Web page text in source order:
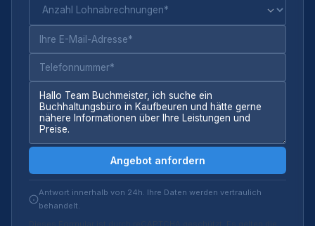
Angebot anfordern
Antwort innerhalb von 24h. Ihre Daten werden vertraulich
behandelt.